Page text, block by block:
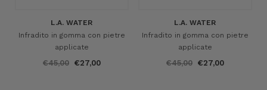
L.A. WATER
Infradito in gomma con pietre
applicate
€45,00 €27,00
L.A. WATER
Infradito in gomma con pietre
applicate
€45,00 €27,00